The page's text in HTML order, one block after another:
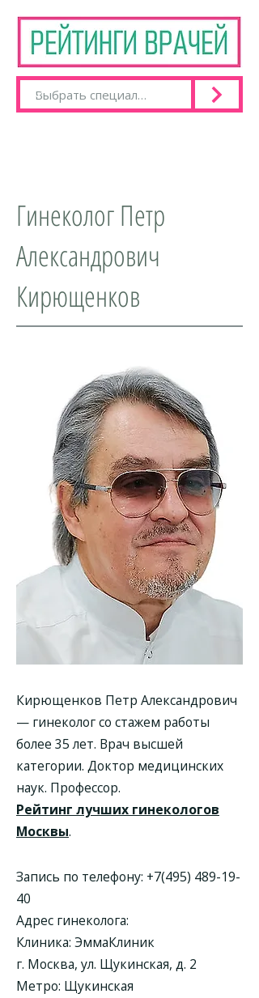
Гинеколог Петр
Александрович
Кирющенков
Кирющенков Петр Александрович
— гинеколог со стажем работы
более 35 лет. Врач высшей
категории. Доктор медицинских
наук. Профессор.
Рейтинг лучших гинекологов
Москвы.
Запись по телефону: +7(495) 489-19-
40
Адрес гинеколога:
Клиника: ЭммаКлиник
г. Москва, ул. Щукинская, д. 2
Метро: Щукинская